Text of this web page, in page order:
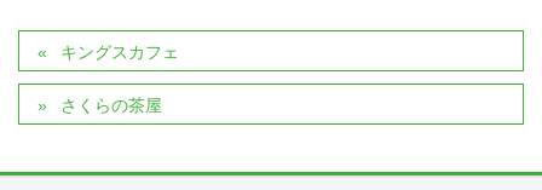
キングスカフェ
さくらの茶屋